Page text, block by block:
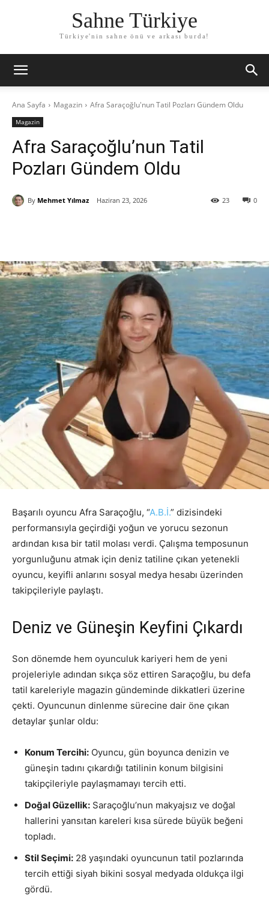
Sahne Türkiye
Türkiye'nin sahne önü ve arkası burda!
Ana Sayfa Magazin Afra Saraçoğlu'nun Tatil Pozları Gündem Oldu
Magazin
Afra Saraçoğlu’nun Tatil
Pozları Gündem Oldu
By Mehmet Yılmaz Haziran 23, 2026 0
23
Başarılı oyuncu Afra Saraçoğlu, “A.B.İ.” dizisindeki
performansıyla geçirdiği yoğun ve yorucu sezonun
ardından kısa bir tatil molası verdi. Çalışma temposunun
yorgunluğunu atmak için deniz tatiline çıkan yetenekli
oyuncu, keyifli anlarını sosyal medya hesabı üzerinden
takipçileriyle paylaştı.
Deniz ve Güneşin Keyfini Çıkardı
Son dönemde hem oyunculuk kariyeri hem de yeni
projeleriyle adından sıkça söz ettiren Saraçoğlu, bu defa
tatil kareleriyle magazin gündeminde dikkatleri üzerine
çekti. Oyuncunun dinlenme sürecine dair öne çıkan
detaylar şunlar oldu:
Konum Tercihi: Oyuncu, gün boyunca denizin ve
güneşin tadını çıkardığı tatilinin konum bilgisini
takipçileriyle paylaşmamayı tercih etti.
Doğal Güzellik: Saraçoğlu’nun makyajsız ve doğal
hallerini yansıtan kareleri kısa sürede büyük beğeni
topladı.
Stil Seçimi: 28 yaşındaki oyuncunun tatil pozlarında
tercih ettiği siyah bikini sosyal medyada oldukça ilgi
gördü.